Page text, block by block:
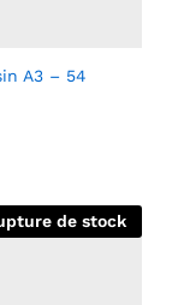
A3 – 54
de stock